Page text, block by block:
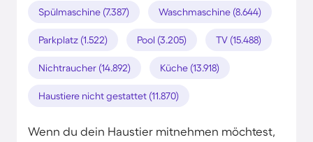
Spülmaschine (7.387) Waschmaschine (8.644)
Parkplatz (1.522) Pool (3.205) TV (15.488)
Nichtraucher (14.892) Küche (13.918)
Haustiere nicht gestattet (11.870)
Wenn du dein Haustier mitnehmen möchtest,